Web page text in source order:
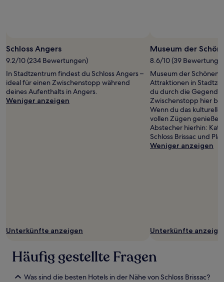
Schloss Angers
9.2/10 (234 Bewertungen)
In Stadtzentrum findest du Schloss Angers –
ideal für einen Zwischenstopp während
deines Aufenthalts in Angers.
Weniger anzeigen
Unterkünfte anzeigen
Museum der
8.6/10 (39
Museum der Schönen
Attraktionen in
du durch die Gegend
Zwischenstopp hier
Wenn du das
vollen Zügen
Abstecher hierhin:
Schloss Brissac und
Weniger anzeigen
Unterkünfte
Häufig gestellte Fragen
Was sind die besten Hotels in der Nähe von Schloss Brissac?